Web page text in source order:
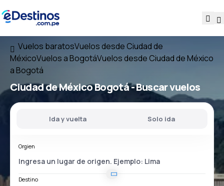
Vuelos baratosVuelos desde Ciudad de
MéxicoVuelos a BogotáVuelos desde Ciudad de México
a Bogotá
Ciudad de México Bogotá- Buscar vuelos
Ida y vuelta Solo ida
Orgien
Destino